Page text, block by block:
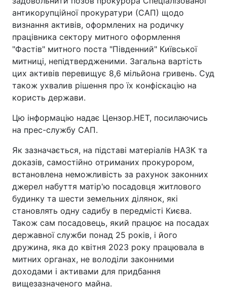
антикорупційної прокуратури (САП) щодо
визнання активів, оформлених на родичку
працівника сектору митного оформлення
"Фастів" митного поста "Південний" Київської
митниці, непідтвердженими. Загальна вартість
цих активів перевищує 8,6 мільйона гривень. Суд
також ухвалив рішення про їх конфіскацію на
користь держави.
Цю інформацію надає Цензор.НЕТ, посилаючись
на прес-службу САП.
Як зазначається, на підставі матеріалів НАЗК та
доказів, самостійно отриманих прокурором,
встановлена неможливість за рахунок законних
джерел набуття матір'ю посадовця житлового
будинку та шести земельних ділянок, які
становлять одну садибу в передмісті Києва.
Також сам посадовець, який працює на посадах
державної служби понад 25 років, і його
дружина, яка до квітня 2023 року працювала в
митних органах, не володіли законними
доходами і активами для придбання
вищезазначеного майна.